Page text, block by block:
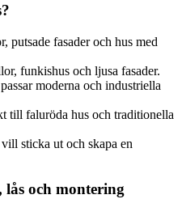
putsade fasader och hus med
funkishus och ljusa fasader.
moderna och industriella
till faluröda hus och traditionella
sticka ut och skapa en
och montering